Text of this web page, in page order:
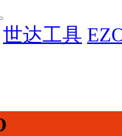
世达工具